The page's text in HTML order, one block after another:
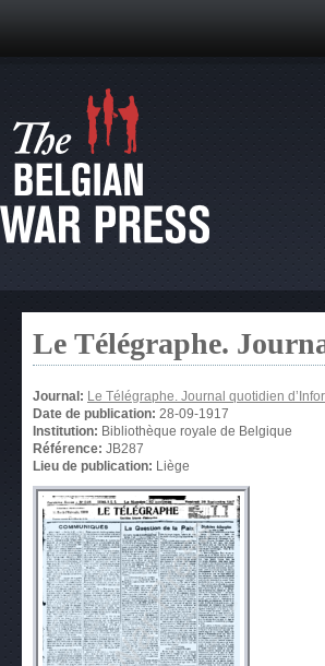
Le Télégraphe.
Journal: Le Télégraphe. Journal quotidien
Date de publication: 28-09-1917
Institution: Bibliothèque royale de Belgique
Référence: JB287
Lieu de publication: Liège